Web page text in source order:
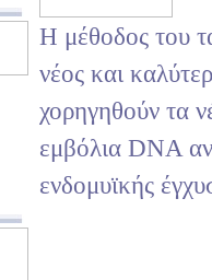
H μέθοδος του
νέος και
χορηγηθούν τα
εμβόλια DNA
ενδομυϊκής